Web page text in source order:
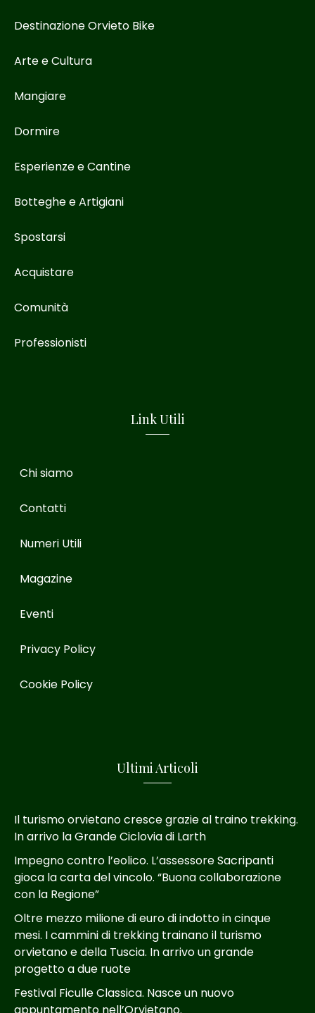
Destinazione Orvieto Bike
Arte e Cultura
Mangiare
Dormire
Esperienze e Cantine
Botteghe e Artigiani
Spostarsi
Acquistare
Comunità
Professionisti
Link Utili
Chi siamo
Contatti
Numeri Utili
Magazine
Eventi
Privacy Policy
Cookie Policy
Ultimi Articoli
Il turismo orvietano cresce grazie al traino trekking.
In arrivo la Grande Ciclovia di Larth
Impegno contro l’eolico. L’assessore Sacripanti
gioca la carta del vincolo. “Buona collaborazione
con la Regione”
Oltre mezzo milione di euro di indotto in cinque
mesi. I cammini di trekking trainano il turismo
orvietano e della Tuscia. In arrivo un grande
progetto a due ruote
Festival Ficulle Classica. Nasce un nuovo
appuntamento nell’Orvietano.